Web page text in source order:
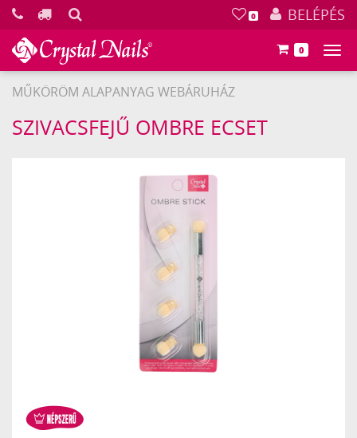
0 BELÉPÉS
0
MŰKÖRÖM ALAPANYAG WEBÁRUHÁZ
Crystal
Nails
SZIVACSFEJŰ OMBRE ECSET